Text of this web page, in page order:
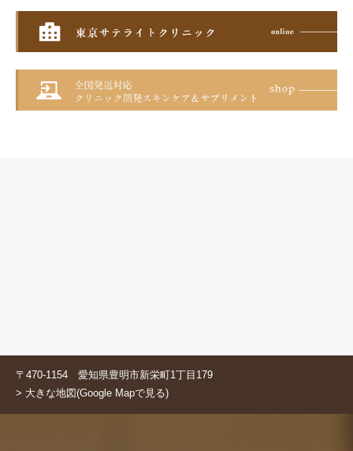
〒470-1154 愛知県豊明市新栄町1丁目179
> 大きな地図(Google Mapで見る)